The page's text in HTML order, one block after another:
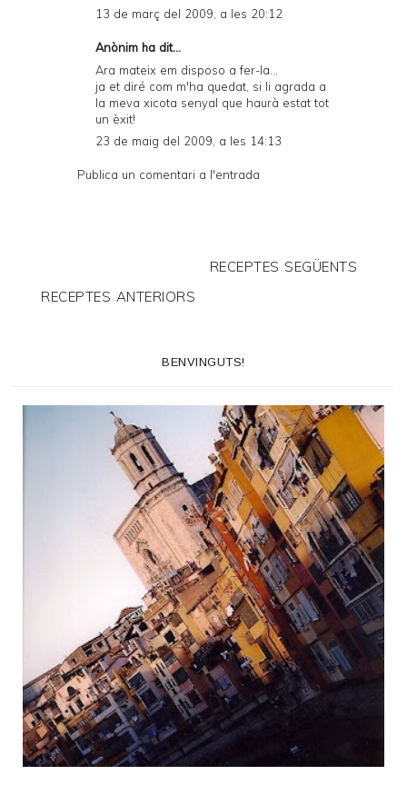
13 de març del 2009, a les 20:12
Anònim ha dit...
Ara mateix em disposo a fer-la...
ja et diré com m'ha quedat, si li agrada a
la meva xicota senyal que haurà estat tot
un èxit!
23 de maig del 2009, a les 14:13
Publica un comentari a l'entrada
RECEPTES SEGÜENTS
RECEPTES ANTERIORS
BENVINGUTS!